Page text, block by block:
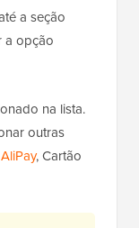
a seção
a opção
na lista.
outras
AliPay, Cartão